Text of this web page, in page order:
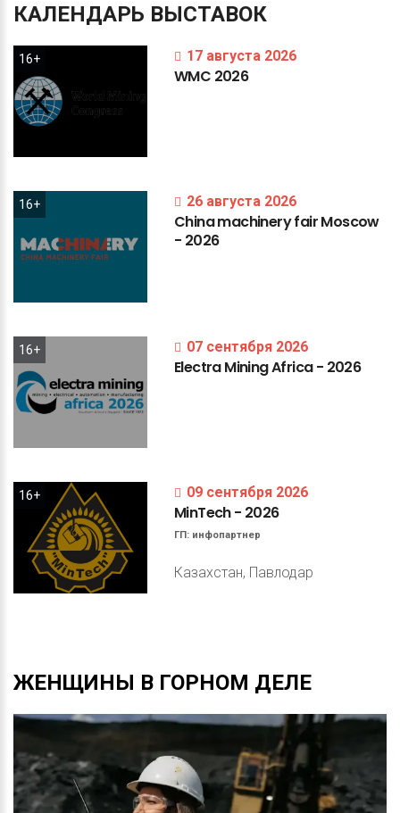
КАЛЕНДАРЬ ВЫСТАВОК
16+ 17 августа 2026
WMC 2026
16+ 26 августа 2026
ChinamachineryfairMoscow
- 2026
16+ 07 сентября 2026
ElectraMiningAfrica- 2026
16+ 09 сентября 2026
MinTech- 2026
ГП: инфопартнер
Казахстан, Павлодар
ЖЕНЩИНЫ В ГОРНОМ ДЕЛЕ